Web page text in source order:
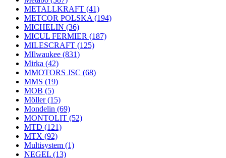
METALLKRAFT (41)
METCOR POLSKA (194)
MICHELIN (36)
MICUL FERMIER (187)
MILESCRAFT (125)
MIlwaukee (831)
Mirka (42)
MMOTORS JSC (68)
MMS (19)
MOB (5)
Möller(15)
Mondelin (69)
MONTOLIT (52)
MTD (121)
MTX (92)
Multisystem (1)
NEGEL (13)